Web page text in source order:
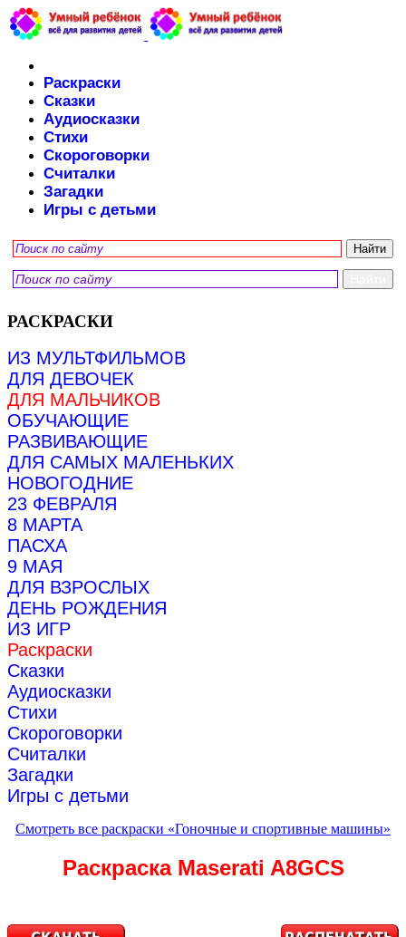
Раскраски
Сказки
Аудиосказки
Стихи
Скороговорки
Считалки
Загадки
Игры с детьми
РАСКРАСКИ
ИЗ МУЛЬТФИЛЬМОВ
ДЛЯ ДЕВОЧЕК
ДЛЯ МАЛЬЧИКОВ
ОБУЧАЮЩИЕ
РАЗВИВАЮЩИЕ
ДЛЯ САМЫХ МАЛЕНЬКИХ
НОВОГОДНИЕ
23 ФЕВРАЛЯ
8 МАРТА
ПАСХА
9 МАЯ
ДЛЯ ВЗРОСЛЫХ
ДЕНЬ РОЖДЕНИЯ
ИЗ ИГР
Раскраски
Сказки
Аудиосказки
Стихи
Скороговорки
Считалки
Загадки
Игры с детьми
Смотреть все раскраски «Гоночные и спортивные машины»
Раскраска Maserati A8GCS